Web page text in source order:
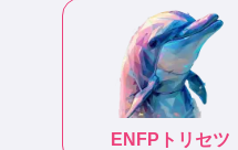
ENFP トリセツ